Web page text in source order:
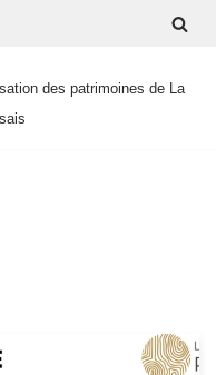
des patrimoines de La